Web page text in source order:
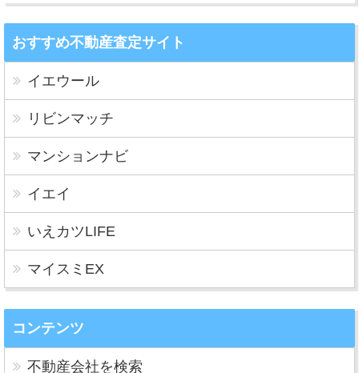
おすすめ不動産査定サイト
イエウール
リビンマッチ
マンションナビ
イエイ
いえカツLIFE
マイスミEX
コンテンツ
不動産会社を検索